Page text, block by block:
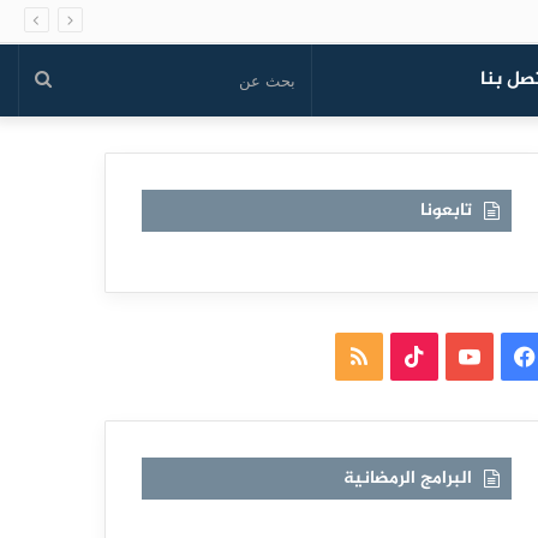
بنا بحث
تابعونا
فيسبوكيوتيوب TikTokملخص
البرامج الرمضانية